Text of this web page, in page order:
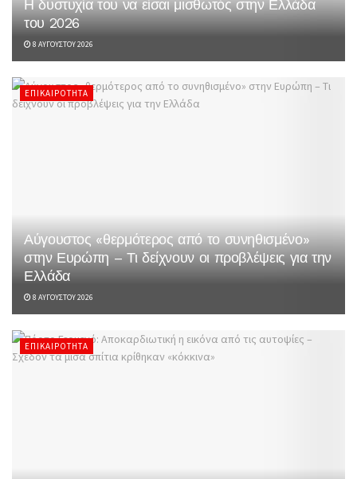
Η δυστυχία του να είσαι μισθωτός στην Ελλάδα
του 2026
8 ΑΥΓΟΎΣΤΟΥ 2026
ΕΠΙΚΑΙΡΌΤΗΤΑ
Αύγουστος «θερμότερος από το συνηθισμένο»
στην Ευρώπη – Τι δείχνουν οι προβλέψεις για την
Ελλάδα
8 ΑΥΓΟΎΣΤΟΥ 2026
ΕΠΙΚΑΙΡΌΤΗΤΑ